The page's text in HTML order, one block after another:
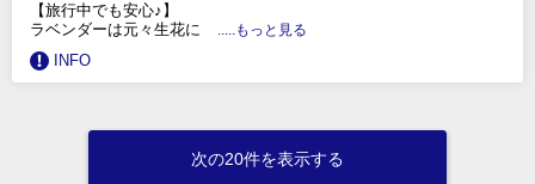
【旅行中でも安心♪】
ラベンダーは元々生花に
.....もっと見る
INFO
次の20件を表示する